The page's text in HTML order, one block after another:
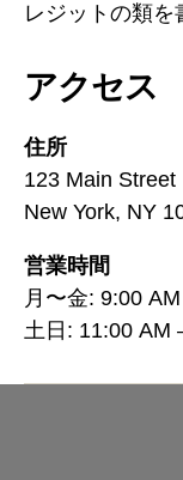
レジットの類を
アクセス
住所
123 Main Street
New York, NY
営業時間
月〜金: 9:00
土日: 11:00 AM